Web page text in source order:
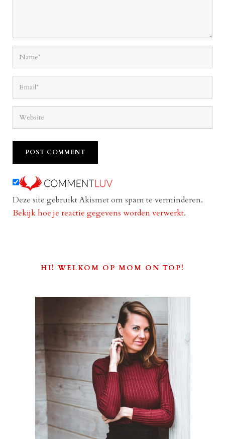
Deze site gebruikt Akismet om spam te verminderen.
Bekijk hoe je reactie gegevens worden verwerkt.
HI! WELKOM OP MOM ON TOP!